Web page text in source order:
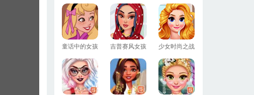
童话中的女孩 吉普赛风女孩 少女时尚之战